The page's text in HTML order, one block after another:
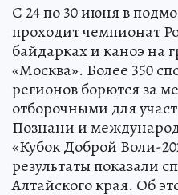
С 24 по 30 июня в
проходит чемпионат
байдарках и каноэ на
«Москва». Более 350
регионов борются за
отборочными для
Познани и
«Кубок Доброй Воли-
результаты показали
Алтайского края. Об